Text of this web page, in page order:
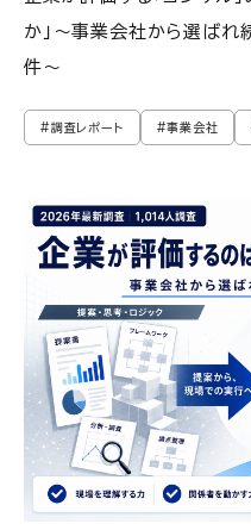
か」〜事業会社から選ばれ
件〜
#調査レポート #事業会社